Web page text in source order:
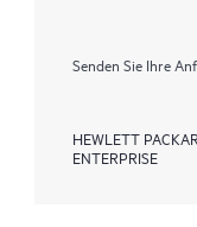
Senden Sie Ihre
HEWLETT
ENTERPRISE